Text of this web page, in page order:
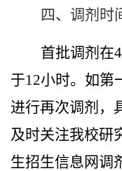
四、调剂时
首批调剂在4
于12小时。如第
进行再次调剂，
及时关注我校研
生招生信息网调